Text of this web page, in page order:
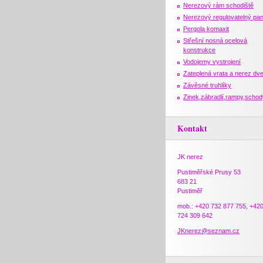
Nerezový rám schodiště
Nerezový regulovatelný
Pergola komaxit
Střešní nosná ocelová
konstrukce
Vodojemy vystrojení
Zateplená vrata a nerez
Závěsné truhlíky
Kontakt
JK nerez
Pustiměřské Prusy 53
683 21
Pustiměř
mob.: +420 732 877 755, +420
724 309 642
JKnerez@seznam.cz